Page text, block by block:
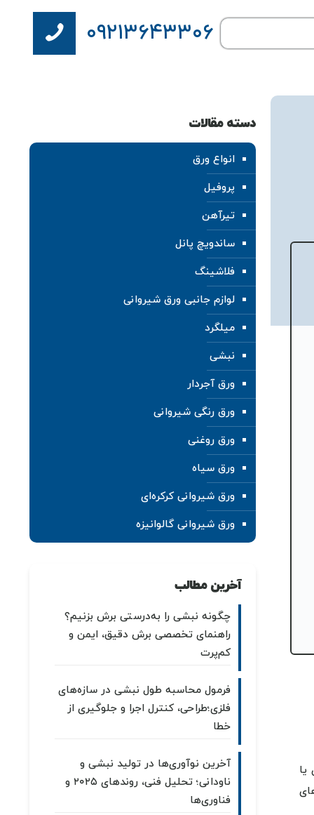
۰۹۲۱۳۶۴۳۳۰۶
دسته مقالات
انواع ورق
پروفیل
تیرآهن
ساندویچ پانل
فلاشینگ
لوازم جانبی ورق شیروانی
میلگرد
نبشی
ورق آجردار
ورق رنگی شیروانی
ورق روغنی
ورق سیاه
ورق شیروانی کرکره‌ای
ورق شیروانی گالوانیزه
آخرین مطالب
چگونه نبشی را به‌درستی برش بزنیم؟
راهنمای تخصصی برش دقیق، ایمن و
کم‌پرت
فرمول محاسبه طول نبشی در سازه‌های
فلزی؛طراحی، کنترل اجرا و جلوگیری از
خطا
آخرین نوآوری‌ها در تولید نبشی و
ناودانی؛ تحلیل فنی، روندهای ۲۰۲۵ و
فناوری‌ها